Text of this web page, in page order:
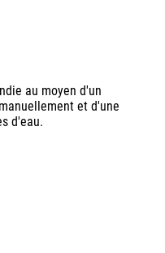
au moyen d'un
et d'une
d'eau.